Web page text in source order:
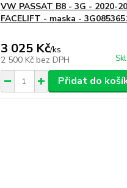
VW PASSAT B8 - 3G - 2020-
FACELIFT - maska -
3 025 Kč/ks
2 500 Kč bez DPH
Přidat do